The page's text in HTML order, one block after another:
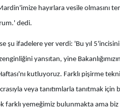
hayırlara vesile olmasını
dedi.
şu ifadelere yer verdi: 'Bu yıl
yansıtan, yine
kutluyoruz. Farklı pişirme
veya tanıtımlarla tanıtmak için
yemeğimiz bulunmakta ama biz